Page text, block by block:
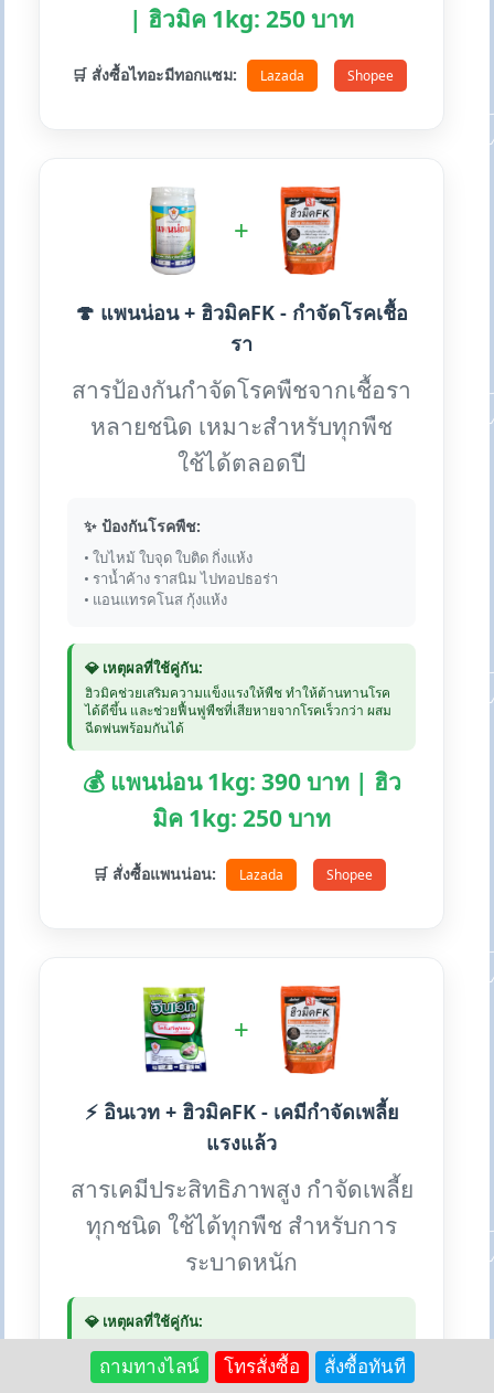
| ฮิวมิค 1kg: 250 บาท
🛒 สั่งซื้อไทอะมีทอกแซม: Lazada Shopee
+
🍄 แพนน่อน + ฮิวมิคFK - กำจัดโรคเชื้อ
รา
สารป้องกันกำจัดโรคพืชจากเชื้อรา
หลายชนิด เหมาะสำหรับทุกพืช
ใช้ได้ตลอดปี
✨ ป้องกันโรคพืช:
• ใบไหม้ ใบจุด ใบติด กิ่งแห้ง
• ราน้ำค้าง ราสนิม ไปทอปธอร่า
• แอนแทรคโนส กุ้งแห้ง
💎 เหตุผลที่ใช้คู่กัน:
ฮิวมิคช่วยเสริมความแข็งแรงให้พืช ทำให้ต้านทานโรค
ได้ดีขึ้น และช่วยฟื้นฟูพืชที่เสียหายจากโรคเร็วกว่า ผสม
ฉีดพ่นพร้อมกันได้
💰 แพนน่อน 1kg: 390 บาท | ฮิว
มิค 1kg: 250 บาท
🛒 สั่งซื้อแพนน่อน: Lazada Shopee
+
⚡ อินเวท + ฮิวมิคFK - เคมีกำจัดเพลี้ย
แรงแล้ว
สารเคมีประสิทธิภาพสูง กำจัดเพลี้ย
ทุกชนิด ใช้ได้ทุกพืช สำหรับการ
ระบาดหนัก
💎 เหตุผลที่ใช้คู่กัน:
ฟื้นฟูพืชหลังการฉีดพ่นให้แข็งแรงเร็วขึ้น ผสมฉีดพ่น
พร้อมกันได้
ถามทางไลน์ โทรสั่งซื้อ สั่งซื้อทันที